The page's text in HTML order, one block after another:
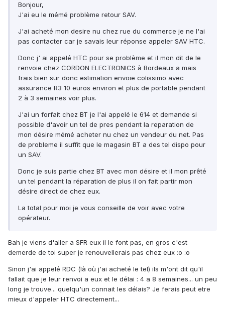
Bonjour,
J'ai eu le mémé problème retour SAV.
J'ai acheté mon desire nu chez rue du commerce je ne l'ai
pas contacter car je savais leur réponse appeler SAV HTC.
Donc j' ai appelé HTC pour se problème et il mon dit de le
renvoie chez CORDON ELECTRONICS à Bordeaux a mais
frais bien sur donc estimation envoie colissimo avec
assurance R3 10 euros environ et plus de portable pendant
2 à 3 semaines voir plus.
J'ai un forfait chez BT je l'ai appelé le 614 et demande si
possible d'avoir un tel de pres pendant la reparation de
mon désire mémé acheter nu chez un vendeur du net. Pas
de probleme il suffit que le magasin BT a des tel dispo pour
un SAV.
Donc je suis partie chez BT avec mon désire et il mon prêté
un tel pendant la réparation de plus il on fait partir mon
désire direct de chez eux.
La total pour moi je vous conseille de voir avec votre
opérateur.
Bah je viens d'aller a SFR eux il le font pas, en gros c'est
demerde de toi super je renouvellerais pas chez eux :o :o
Sinon j'ai appelé RDC (là où j'ai acheté le tel) ils m'ont dit qu'il
fallait que je leur renvoi a eux et le délai : 4 a 8 semaines... un peu
long je trouve... quelqu'un connait les délais? Je ferais peut etre
mieux d'appeler HTC directement...